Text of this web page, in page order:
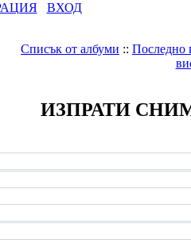
ВХОД
Списък от албуми :: Последно
ИЗПРАТИ